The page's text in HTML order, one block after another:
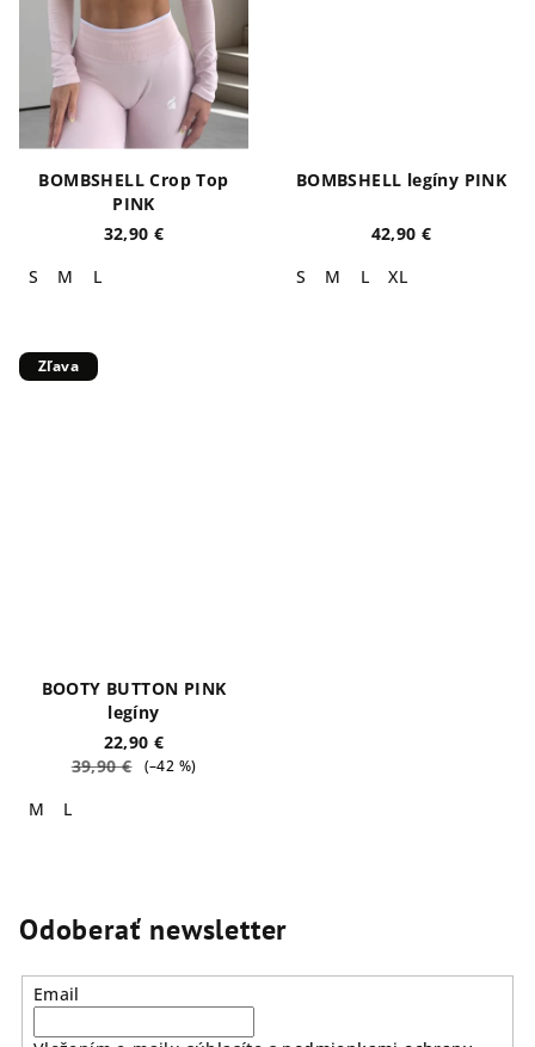
BOMBSHELL Crop Top
PINK
32,90 €
S
M L
BOMBSHELL legíny PINK
42,90 €
S
M L XL
Zľava
BOOTY BUTTON PINK
legíny
22,90 €
39,90 €
(–42 %)
M L
Odoberať newsletter
Email